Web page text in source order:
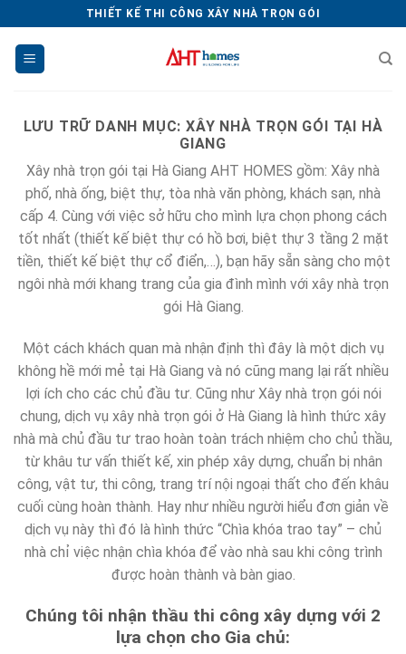
dung
THIẾT KẾ THI CÔNG XÂY NHÀ TRỌN GÓI
LƯU TRỮ DANH MỤC: XÂY NHÀ TRỌN GÓI TẠI HÀ
GIANG
Xây nhà trọn gói tại Hà Giang AHT HOMES gồm: Xây nhà
phố, nhà ống, biệt thự, tòa nhà văn phòng, khách sạn, nhà
cấp 4. Cùng với việc sở hữu cho mình lựa chọn phong cách
tốt nhất (thiết kế biệt thự có hồ bơi, biệt thự 3 tầng 2 mặt
tiền, thiết kế biệt thự cổ điển,…), bạn hãy sẵn sàng cho một
ngôi nhà mới khang trang của gia đình mình với xây nhà trọn
gói Hà Giang.
Một cách khách quan mà nhận định thì đây là một dịch vụ
không hề mới mẻ tại Hà Giang và nó cũng mang lại rất nhiều
lợi ích cho các chủ đầu tư. Cũng như Xây nhà trọn gói nói
chung, dịch vụ xây nhà trọn gói ở Hà Giang là hình thức xây
nhà mà chủ đầu tư trao hoàn toàn trách nhiệm cho chủ thầu,
từ khâu tư vấn thiết kế, xin phép xây dựng, chuẩn bị nhân
công, vật tư, thi công, trang trí nội ngoại thất cho đến khâu
cuối cùng hoàn thành. Hay như nhiều người hiểu đơn giản về
dịch vụ này thì đó là hình thức “Chìa khóa trao tay” – chủ
nhà chỉ việc nhận chìa khóa để vào nhà sau khi công trình
được hoàn thành và bàn giao.
Chúng tôi nhận thầu thi công xây dựng với 2
lựa chọn cho Gia chủ: